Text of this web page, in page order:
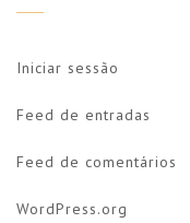
Iniciar sessão
Feed de entradas
Feed de comentários
WordPress.org